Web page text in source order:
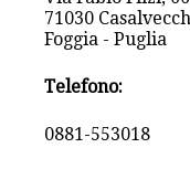
71030
Foggia - Puglia
Telefono:
0881-553018